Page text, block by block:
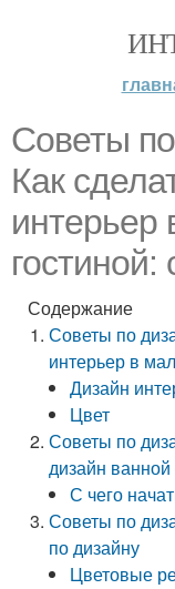
Советы
Как
интерьер
гостиной:
Содержание
Советы по
интерьер в
Дизайн
Цвет
Советы по
дизайн
С чего
Советы по
по дизайну
Цветовые